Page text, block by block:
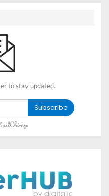
Residence
& SEO
ada yang datang
Gallery Klaska
blogger Lamongan
daftar hadir sebagai
Apartemen di
programnya. Kami
kak Harris bercerita
to stay updated.
Subscribe